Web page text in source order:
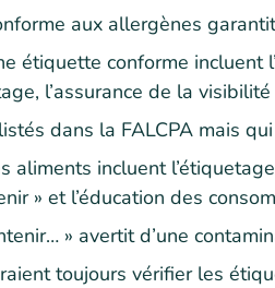
aux allergènes
étiquette conforme incluent
l’assurance de la
dans la FALCPA mais
aliments incluent
» et l’éducation des
» avertit d’une
toujours vérifier les